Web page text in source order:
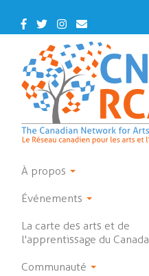
main
Facebook
TwitterInstagram
Contact
Us
À propos
Événements
La carte des arts et de
l'apprentissage du Canada
Communauté